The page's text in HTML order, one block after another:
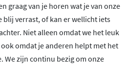
graag van je horen wat je van onze
blij verrast, of kan er wellicht iets
Niet alleen omdat we het leuk
omdat je anderen helpt met het
We zijn continu bezig om onze